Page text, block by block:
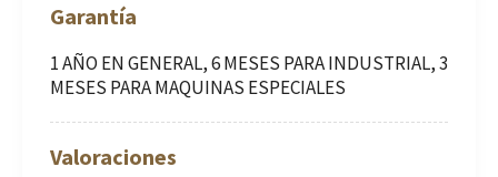
Garantía
1 AÑO EN GENERAL, 6 MESES PARA INDUSTRIAL, 3
MESES PARA MAQUINAS ESPECIALES
Valoraciones